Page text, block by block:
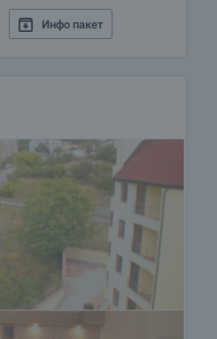
Инфо пакет